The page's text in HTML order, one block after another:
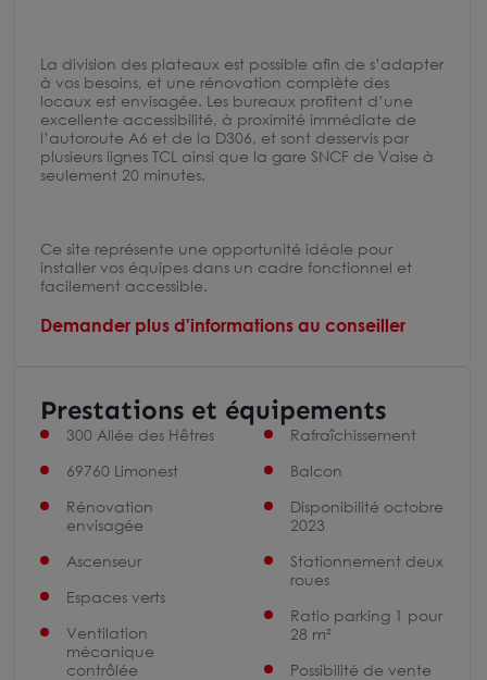
La division des plateaux est possible afin de s’adapter
à vos besoins, et une rénovation complète des
locaux est envisagée. Les bureaux profitent d’une
excellente accessibilité, à proximité immédiate de
l’autoroute A6 et de la D306, et sont desservis par
plusieurs lignes TCL ainsi que la gare SNCF de Vaise à
seulement 20 minutes.
Ce site représente une opportunité idéale pour
installer vos équipes dans un cadre fonctionnel et
facilement accessible.
Demander plus d'informations au conseiller
Prestations et équipements
300 Allée des Hêtres
69760 Limonest
Rénovation
envisagée
Ascenseur
Espaces verts
Ventilation
mécanique
contrôlée
Rafraîchissement
Balcon
Disponibilité octobre
2023
Stationnement deux
roues
Ratio parking 1 pour
28 m²
Possibilité de vente